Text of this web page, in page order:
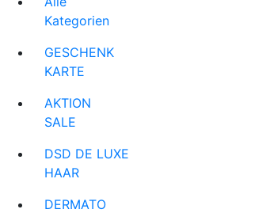
Kategorien
GESCHENK
KARTE
AKTION
SALE
DSD DE LUXE
HAAR
DERMATO